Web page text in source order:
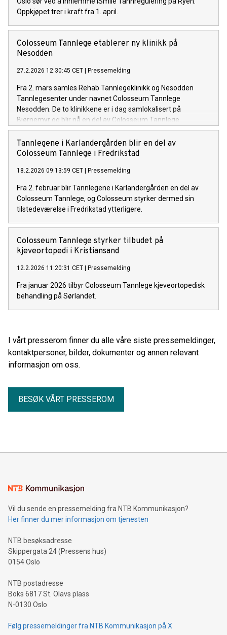
Oppkjøpet trer i kraft fra 1. april.
Colosseum Tannlege etablerer ny klinikk på
Nesodden
27.2.2026 12:30:45 CET Pressemelding
Fra 2. mars samles Rehab Tannlegeklinikk og Nesodden
Tannlegesenter under navnet Colosseum Tannlege
Nesodden. De to klinikkene er i dag samlokalisert på
Bjørnemyr og blir nå en del av Colosseum Tannlege.
Tannlegene i Karlandergården blir en del av
Colosseum Tannlege i Fredrikstad
18.2.2026 09:13:59 CET Pressemelding
Fra 2. februar blir Tannlegene i Karlandergården en del av
Colosseum Tannlege, og Colosseum styrker dermed sin
tilstedeværelse i Fredrikstad ytterligere.
Colosseum Tannlege styrker tilbudet på
kjeveortopedi i Kristiansand
12.2.2026 11:20:31 CET Pressemelding
Fra januar 2026 tilbyr Colosseum Tannlege kjeveortopedisk
behandling på Sørlandet.
I vårt presserom finner du alle våre siste pressemeldinger,
kontaktpersoner, bilder, dokumenter og annen relevant
informasjon om oss.
BESØK VÅRT PRESSEROM
Vil du sende en pressemelding fra NTB Kommunikasjon?
Her finner du mer informasjon om tjenesten
NTB besøksadresse
Skippergata 24 (Pressens hus)
0154 Oslo
NTB postadresse
Boks 6817 St. Olavs plass
N-0130 Oslo
Følg pressemeldinger fra NTB Kommunikasjon på X